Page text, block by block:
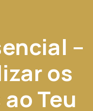
–
os
Teu